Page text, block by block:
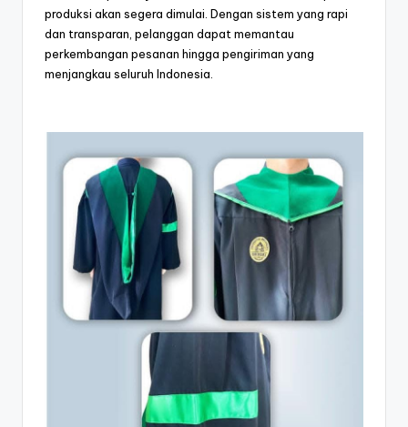
produksi akan segera dimulai. Dengan sistem yang rapi
dan transparan, pelanggan dapat memantau
perkembangan pesanan hingga pengiriman yang
menjangkau seluruh Indonesia.